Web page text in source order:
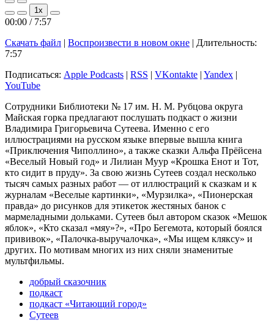
Play
Episode
Pause
Episode
1x
00:00 / 7:57
Скачать файл | Воспроизвести в новом окне | Длительность:
7:57
Подписаться: Apple Podcasts | RSS | VKontakte | Yandex |
YouTube
Сотрудники Библиотеки № 17 им. Н. М. Рубцова округа
Майская горка предлагают послушать подкаст о жизни
Владимира Григорьевича Сутеева. Именно с его
иллюстрациями на русском языке впервые вышла книга
«Приключения Чиполлино», а также сказки Альфа Прёйсена
«Веселый Новый год» и Лилиан Муур «Крошка Енот и Тот,
кто сидит в пруду». За свою жизнь Сутеев создал несколько
тысяч самых разных работ — от иллюстраций к сказкам и к
журналам «Веселые картинки», «Мурзилка», «Пионерская
правда» до рисунков для этикеток жестяных банок с
мармеладными дольками. Сутеев был автором сказок «Мешок
яблок», «Кто сказал «мяу»?», «Про Бегемота, который боялся
прививок», «Палочка-выручалочка», «Мы ищем кляксу» и
других. По мотивам многих из них сняли знаменитые
мультфильмы.
добрый сказочник
подкаст
подкаст «Читающий город»
Сутеев